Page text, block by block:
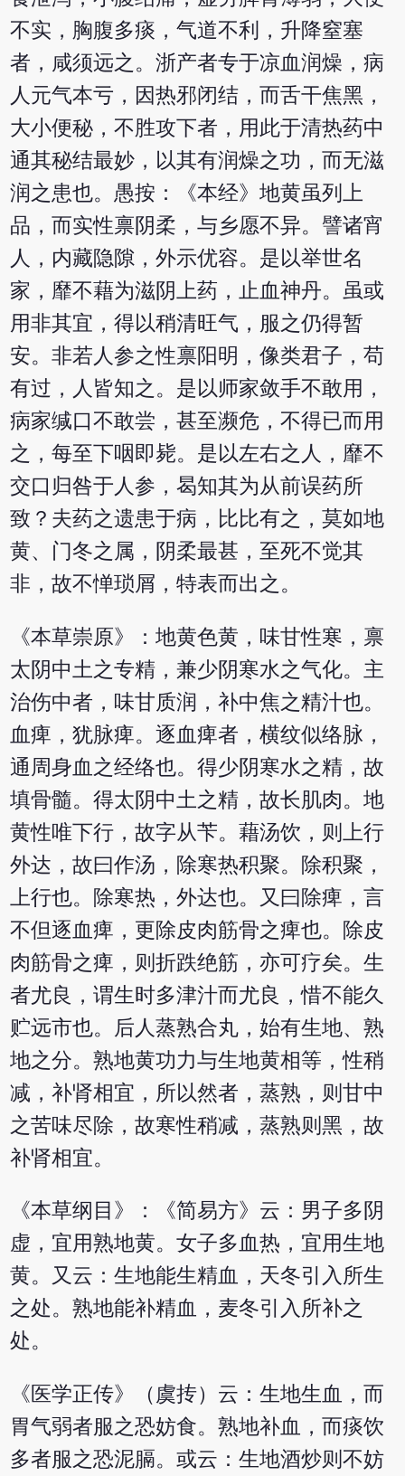
不实，胸腹多痰，气道不利，升降窒塞
者，咸须远之。浙产者专于凉血润燥，病
人元气本亏，因热邪闭结，而舌干焦黑，
大小便秘，不胜攻下者，用此于清热药中
通其秘结最妙，以其有润燥之功，而无滋
润之患也。愚按：《本经》地黄虽列上
品，而实性禀阴柔，与乡愿不异。譬诸宵
人，内藏隐隙，外示优容。是以举世名
家，靡不藉为滋阴上药，止血神丹。虽或
用非其宜，得以稍清旺气，服之仍得暂
安。非若人参之性禀阳明，像类君子，苟
有过，人皆知之。是以师家敛手不敢用，
病家缄口不敢尝，甚至濒危，不得已而用
之，每至下咽即毙。是以左右之人，靡不
交口归咎于人参，曷知其为从前误药所
致？夫药之遗患于病，比比有之，莫如地
黄、门冬之属，阴柔最甚，至死不觉其
非，故不惮琐屑，特表而出之。
《本草崇原》：地黄色黄，味甘性寒，禀
太阴中土之专精，兼少阴寒水之气化。主
治伤中者，味甘质润，补中焦之精汁也。
血痺，犹脉痺。逐血痺者，横纹似络脉，
通周身血之经络也。得少阴寒水之精，故
填骨髓。得太阴中土之精，故长肌肉。地
黄性唯下行，故字从苄。藉汤饮，则上行
外达，故曰作汤，除寒热积聚。除积聚，
上行也。除寒热，外达也。又曰除痺，言
不但逐血痺，更除皮肉筋骨之痺也。除皮
肉筋骨之痺，则折跌绝筋，亦可疗矣。生
者尤良，谓生时多津汁而尤良，惜不能久
贮远市也。后人蒸熟合丸，始有生地、熟
地之分。熟地黄功力与生地黄相等，性稍
减，补肾相宜，所以然者，蒸熟，则甘中
之苦味尽除，故寒性稍减，蒸熟则黑，故
补肾相宜。
《本草纲目》：《简易方》云：男子多阴
虚，宜用熟地黄。女子多血热，宜用生地
黄。又云：生地能生精血，天冬引入所生
之处。熟地能补精血，麦冬引入所补之
处。
《医学正传》（虞抟）云：生地生血，而
胃气弱者服之恐妨食。熟地补血，而痰饮
多者服之恐泥膈。或云：生地酒炒则不妨